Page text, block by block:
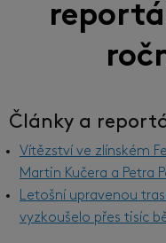
Články a
Vítězství ve zlínském
Martin Kučera a Petra
Letošní upravenou
vyzkoušelo přes tisíc